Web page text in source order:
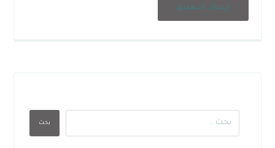
إرسال التعليق
بحث